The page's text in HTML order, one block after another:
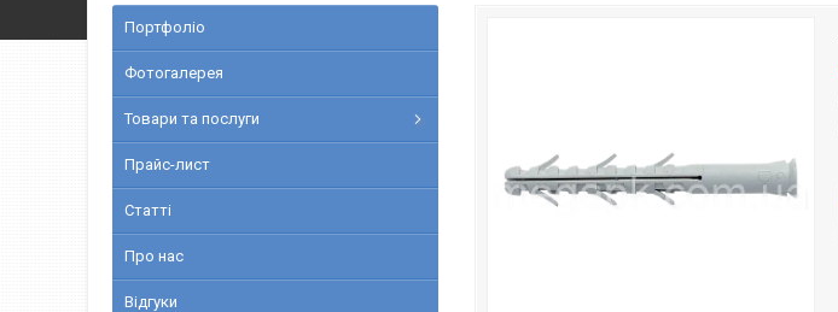
Портфоліо
Фотогалерея
Товари та послуги
Прайс-лист
Статті
Про нас
Відгуки